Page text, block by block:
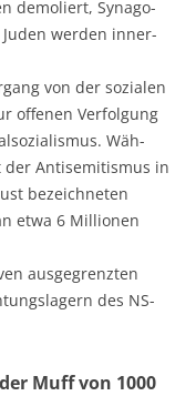
demo­liert, Syn­ago­
Juden wer­den inner­
von der sozia­len
offe­nen Ver­fol­gung
Wäh­
der Anti­se­mi­tis­mus in
bezeich­ne­ten
etwa 6 Mil­lio­nen
aus­ge­grenz­ten
des NS-
Muff von 1000